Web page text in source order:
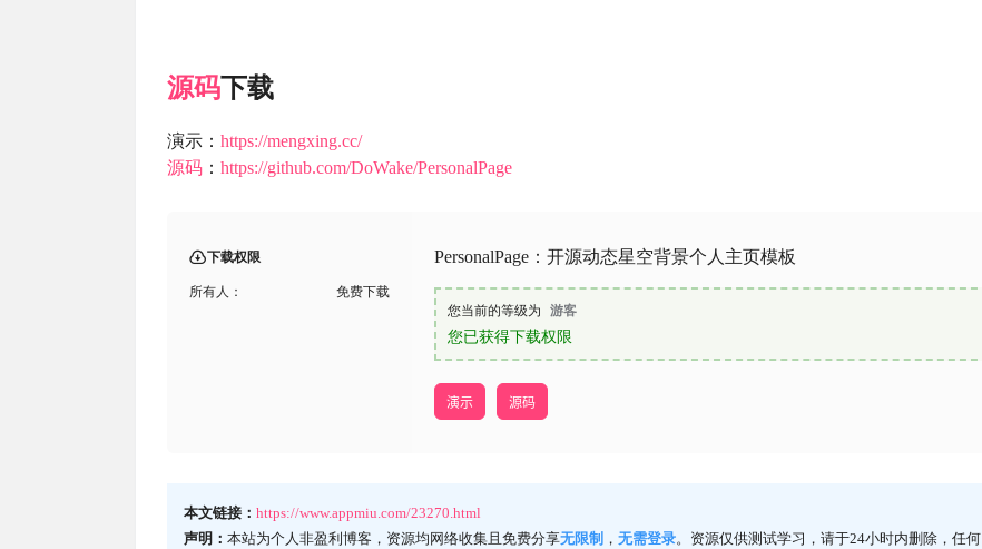
源码下载
演示： https://mengxing.cc/
源码 ： https://github.com/DoWake/PersonalPage
下载权限
所有人： 免费下载
PersonalPage：开源动态星空背景个人主页模板
您当前的等级为 游客
您已获得下载权限
演示 源码
本文链接： https://www.appmiu.com/23270.html
声明： 本站为个人非盈利博客，资源均网络收集且免费分享无限制 ， 无需登录。资源仅供测试学习，请于24小时内删除，任何